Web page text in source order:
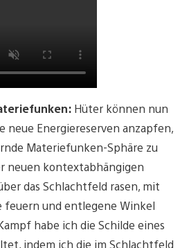
Hüter können nun
neue Energiereserven anzapfen,
Materiefunken-Sphäre zu
neuen kontextabhängigen
das Schlachtfeld rasen, mit
feuern und entlegene Winkel
habe ich die Schilde eines
indem ich die im Schlachtfeld